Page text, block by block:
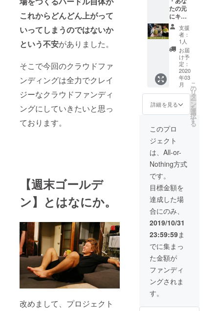
これからどんどん上がって
いってしまうのではないか
という不安がありました。
そこで今回のクラウドファ
ンディングは全力でクレイ
ジーなクラウドファンディ
ングにしていきたいと思っ
ております。
【週末ゴールデ
ン】とはなにか。
改めまして、プロジェクト
送りし
ます。
（比嘉
の現地
までの
交通
費、比
嘉のバ
ンジー
代は別
途頂戴
しま
す。）
たの元
へと
キャベ
ツを
持って
向かい
ます！
無事に
到着し
たらお
いしく
キャベ
ツを食
う！
（宿泊
するこ
とに
なった
場合、
に泊ま
る、も
しくは
宿泊費
をご負
担くだ
さい。
2020年
１月ま
でで日
程を合
わせま
しょ
たの元
にキャ
ベツ届
けま
す。
2020年
３月
版！
【ヒッ
チハイ
クで会
いに行
きま
す！】
比嘉、
かたく
らが東
京から
ヒッチ
ハイク
であな
キャベ
ツを
持って
向かい
ます！
無事に
到着し
たらお
いしく
キャベ
ツを食
べま
しょ
するこ
支援
者：
1人
お届
け予
定：
2020
年03
月
詳細を見る
こ
の
リ
タ
ー
ン
を
選
択
す
る
このプロ
ジェクト
は、All-or-
Nothing方式
です。
目標金額を
達成した場
合にのみ、
2019/10/31
23:59:59ま
でに集まっ
た金額が
ファンディ
ングされま
す。